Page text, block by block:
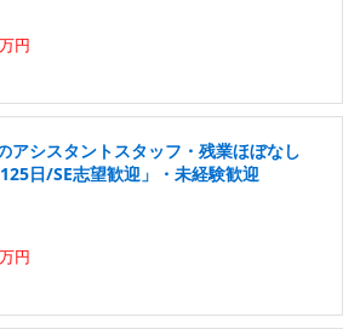
円
アシスタントスタッフ・残業ほぼなし
日/SE志望歓迎」・未経験歓迎
円